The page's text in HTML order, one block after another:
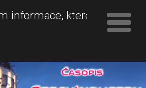
informace, které